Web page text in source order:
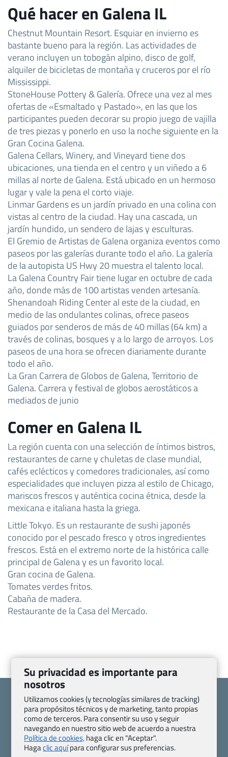
Qué hacer en Galena IL
Chestnut Mountain Resort. Esquiar en invierno es
bastante bueno para la región. Las actividades de
verano incluyen un tobogán alpino, disco de golf,
alquiler de bicicletas de montaña y cruceros por el río
Mississippi.
StoneHouse Pottery & Galería. Ofrece una vez al mes
ofertas de «Esmaltado y Pastado», en las que los
participantes pueden decorar su propio juego de vajilla
de tres piezas y ponerlo en uso la noche siguiente en la
Gran Cocina Galena.
Galena Cellars, Winery, and Vineyard tiene dos
ubicaciones, una tienda en el centro y un viñedo a 6
millas al norte de Galena. Está ubicado en un hermoso
lugar y vale la pena el corto viaje.
Linmar Gardens es un jardín privado en una colina con
vistas al centro de la ciudad. Hay una cascada, un
jardín hundido, un sendero de lajas y esculturas.
El Gremio de Artistas de Galena organiza eventos como
paseos por las galerías durante todo el año. La galería
de la autopista US Hwy 20 muestra el talento local.
La Galena Country Fair tiene lugar en octubre de cada
año, donde más de 100 artistas venden artesanía.
Shenandoah Riding Center al este de la ciudad, en
medio de las ondulantes colinas, ofrece paseos
guiados por senderos de más de 40 millas (64 km) a
través de colinas, bosques y a lo largo de arroyos. Los
paseos de una hora se ofrecen diariamente durante
todo el año.
La Gran Carrera de Globos de Galena, Territorio de
Galena. Carrera y festival de globos aerostáticos a
mediados de junio
Comer en Galena IL
La región cuenta con una selección de íntimos bistros,
restaurantes de carne y chuletas de clase mundial,
cafés eclécticos y comedores tradicionales, así como
especialidades que incluyen pizza al estilo de Chicago,
mariscos frescos y auténtica cocina étnica, desde la
mexicana e italiana hasta la griega.
Little Tokyo. Es un restaurante de sushi japonés
conocido por el pescado fresco y otros ingredientes
frescos. Está en el extremo norte de la histórica calle
principal de Galena y es un favorito local.
Gran cocina de Galena.
Tomates verdes fritos.
Cabaña de madera.
Restaurante de la Casa del Mercado.
Quienes somos
Contacto
Pasaporte, Visado, Salud y otras disposiciones específicas
Su privacidad es importante para
nosotros
Utilizamos cookies (y tecnologías similares de tracking)
para propósitos técnicos y de marketing, tanto propias
como de terceros. Para consentir su uso y seguir
navegando en nuestro sitio web de acuerdo a nuestra
Política de cookies,haga clic en "Aceptar".
Hagaclic aquípara configurar sus preferencias.